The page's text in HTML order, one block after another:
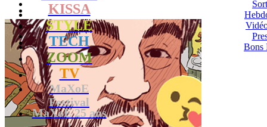
KISSA
STYLE
TECH
ZOOM
TV
MaXoE
Festival
MaXoE 25 ans
!
Bons